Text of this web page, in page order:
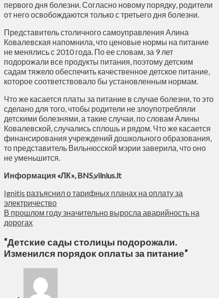
первого дня болезни. Согласно новому порядку, родители
от него освобождаются только с третьего дня болезни.
Представитель столичного самоуправления Алина
Ковалевская напомнила, что ценовые нормы на питание
не менялись с 2010 года. По ее словам, за 9 лет
подорожали все продукты питания, поэтому детским
садам тяжело обеспечить качественное детское питание,
которое соответствовало бы установленным нормам.
Что же касается платы за питание в случае болезни, то это
сделано для того, чтобы родители не злоупотребляли
детскими болезнями, а такие случаи, по словам Алины
Ковалевской, случались сплошь и рядом. Что же касается
финансирования учреждений дошкольного образования,
то представитель Вильнюсской мэрии заверила, что оно
не уменьшится.
Информация «ЛК», BNS,vilnius.lt
Ignitis разъяснил о тарифных планах на оплату за
электричество
В прошлом году значительно выросла аварийность на
дорогах
“Детские сады столицы подорожали.
Изменился порядок оплаты за питание”